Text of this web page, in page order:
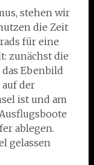
stehen wir
die Zeit
für eine
zunächst die
Ebenbild
der
ist und am
ablegen.
gelassen